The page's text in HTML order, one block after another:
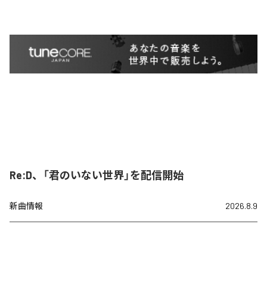
Re:D、「君のいない世界」を配信開始
新曲情報 2026.8.9